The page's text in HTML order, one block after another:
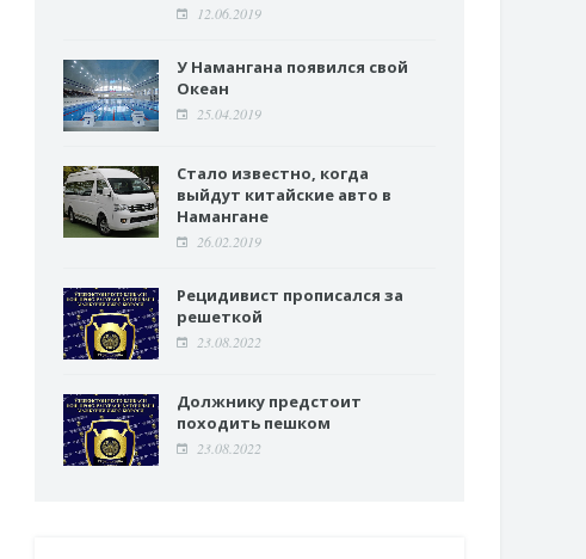
12.06.2019
У Намангана появился свой
Океан
25.04.2019
Стало известно, когда
выйдут китайские авто в
Намангане
26.02.2019
Рецидивист прописался за
решеткой
23.08.2022
Должнику предстоит
походить пешком
23.08.2022